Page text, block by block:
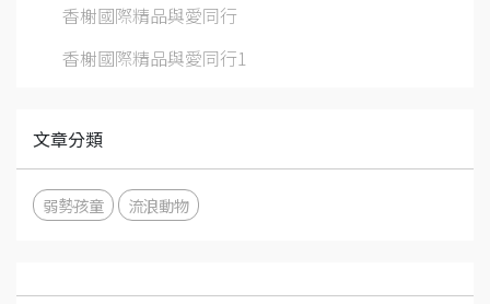
香榭國際精品與愛同行
香榭國際精品與愛同行1
文章分類
弱勢孩童 流浪動物